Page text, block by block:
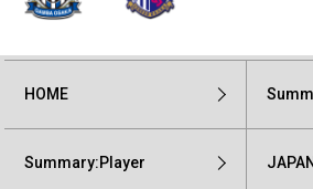
HOME
Summary:Player JAPAN